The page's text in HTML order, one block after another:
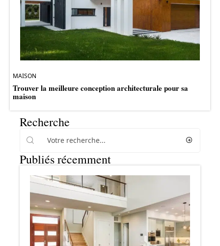
MAISON
Trouver la meilleure conception architecturale pour sa
maison
Recherche
Publiés récemment